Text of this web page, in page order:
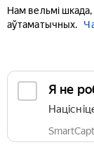
Нам вельмі
аўтаматычных.
Я не